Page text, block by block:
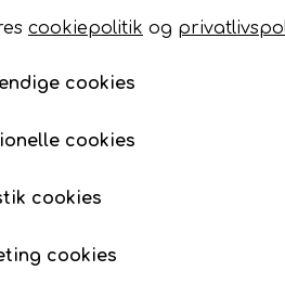
Tilføj til kurv
cookiepolitik og
cookies
cookies
cookies
cookies